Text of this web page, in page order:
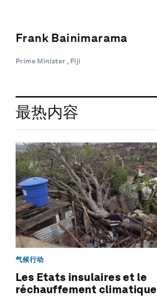
Frank Bainimarama
Prime Minister , Fiji
最热内容
气候行动
Les Etats insulaires et le
réchauffement climatique